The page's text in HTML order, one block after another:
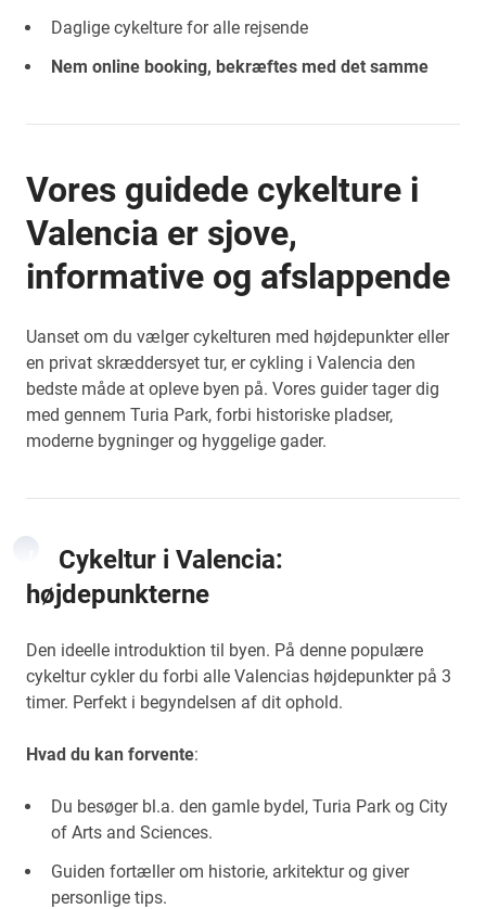
Daglige cykelture for alle rejsende
Nem online booking, bekræftes med det samme
Vores guidede cykelture i
Valencia er sjove,
informative og afslappende
Uanset om du vælger cykelturen med højdepunkter eller
en privat skræddersyet tur, er cykling i Valencia den
bedste måde at opleve byen på. Vores guider tager dig
med gennem Turia Park, forbi historiske pladser,
moderne bygninger og hyggelige gader.
Cykeltur i Valencia:
højdepunkterne
Den ideelle introduktion til byen. På denne populære
cykeltur cykler du forbi alle Valencias højdepunkter på 3
timer. Perfekt i begyndelsen af dit ophold.
Hvad du kan forvente:
Du besøger bl.a. den gamle bydel, Turia Park og City
of Arts and Sciences.
Guiden fortæller om historie, arkitektur og giver
personlige tips.